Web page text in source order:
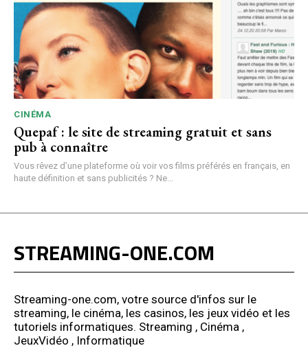
CINÉMA
Quepaf : le site de streaming gratuit et sans
pub à connaître
Vous rêvez d’une plateforme où voir vos films préférés en français, en
haute définition et sans publicités ? Ne...
STREAMING-ONE.COM
Streaming-one.com, votre source d'infos sur le
streaming, le cinéma, les casinos, les jeux vidéo et les
tutoriels informatiques. Streaming , Cinéma ,
JeuxVidéo , Informatique